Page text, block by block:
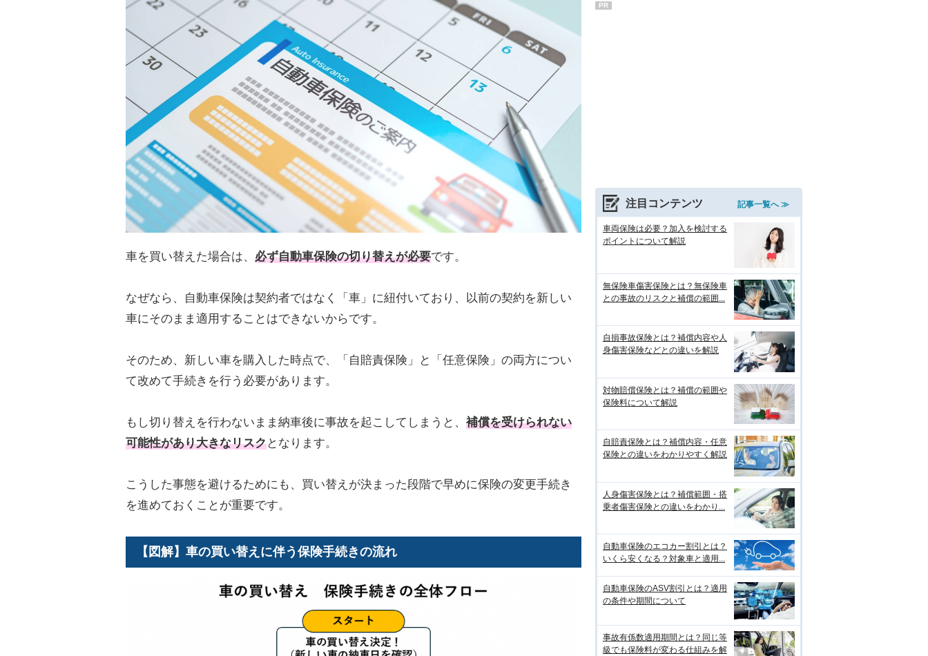
車を買い替えた場合は、 必ず自動車保険の切り替えが必要です。
なぜなら、自動車保険は契約者ではなく「車」に紐付いており、以前の契約を新しい
車にそのまま適用することはできないからです。
そのため、新しい車を購入した時点で、「自賠責保険」と「任意保険」の両方につい
て改めて手続きを行う必要があります。
もし切り替えを行わないまま納車後に事故を起こしてしまうと、 補償を受けられない
可能性があり大きなリスクとなります。
こうした事態を避けるためにも、買い替えが決まった段階で早めに保険の変更手続き
を進めておくことが重要です。
【図解】車の買い替えに伴う保険手続きの流れ
PR
注目コンテンツ 記事一覧へ ≫
車両保険は必要？加入を検討する
ポイントについて解説
無保険車傷害保険とは？無保険車
との事故のリスクと補償の範囲...
自損事故保険とは？補償内容や人
身傷害保険などとの違いを解説
対物賠償保険とは？補償の範囲や
保険料について解説
自賠責保険とは？補償内容・任意
保険との違いをわかりやすく解説
人身傷害保険とは？補償範囲・搭
乗者傷害保険との違いをわかり...
自動車保険のエコカー割引とは？
いくら安くなる？対象車と適用...
自動車保険のASV割引とは？適用
の条件や期間について
事故有係数適用期間とは？同じ等
級でも保険料が変わる仕組みを解